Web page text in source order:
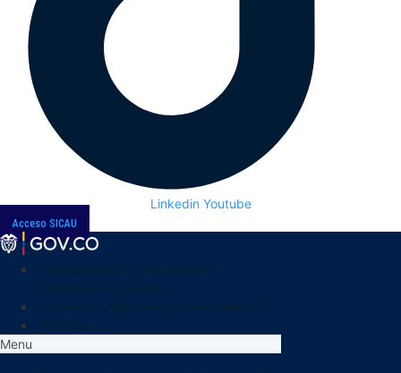
Linkedin Youtube
Acceso SICAU
Menu